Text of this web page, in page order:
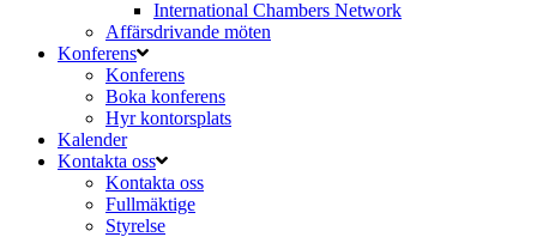
International Chambers Network
Affärsdrivande möten
Konferens
Konferens
Boka konferens
Hyr kontorsplats
Kalender
Kontakta oss
Kontakta oss
Fullmäktige
Styrelse